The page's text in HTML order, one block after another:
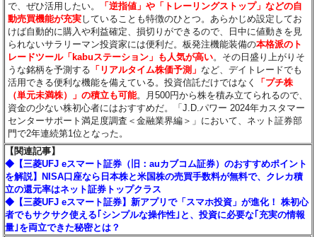
で、ぜひ活用したい。
「逆指値」や「トレーリングストップ」などの自
動売買機能が充実していることも特徴のひとつ。あらかじめ設定してお
けば自動的に購入や利益確定、損切りができるので、日中に値動きを見
られないサラリーマン投資家には便利だ。板発注機能装備の本格派のト
レードツール「kabuステーション」も人気が高い。その日盛り上がりそ
うな銘柄を予測する 「リアルタイム株価予測」 など、デイトレードでも
活用できる便利な機能を備えている。投資信託だけではなく
「プチ株
（単元未満株）」の積立も可能。月500円から株を積み立てられるので、
資金の少ない株初心者にはおすすめだ。「J.D.パワー 2024年カスタマー
センターサポート満足度調査＜金融業界編＞」において、ネット証券部
門で2年連続第1位となった。
【関連記事】
◆【三菱UFJ eスマート証券（旧：auカブコム証券）のおすすめポイント
を解説】NISA口座なら日本株と米国株の売買手数料が無料で、クレカ積
立の還元率はネット証券トップクラス
◆【三菱UFJ eスマート証券】新アプリで「スマホ投資」が進化！ 株初心
者でもサクサク使える｢シンプルな操作性｣と、投資に必要な｢充実の情報
量｣を両立できた秘密とは？